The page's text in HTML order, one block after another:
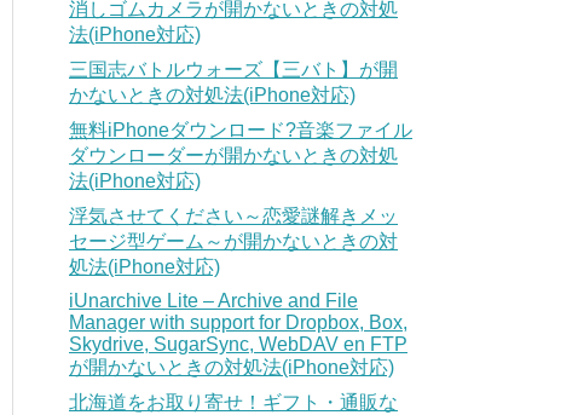
消しゴムカメラが開かないときの対処
法(iPhone対応)
三国志バトルウォーズ【三バト】が開
かないときの対処法(iPhone対応)
無料iPhoneダウンロード?音楽ファイル
ダウンローダーが開かないときの対処
法(iPhone対応)
浮気させてください～恋愛謎解きメッ
セージ型ゲーム～が開かないときの対
処法(iPhone対応)
iUnarchive Lite – Archive and File
Manager with support for Dropbox, Box,
Skydrive, SugarSync, WebDAV en FTP
が開かないときの対処法(iPhone対応)
北海道をお取り寄せ！ギフト・通販な